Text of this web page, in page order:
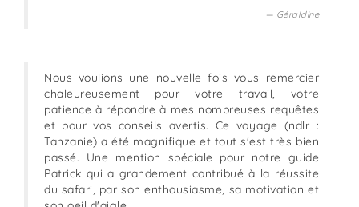
Géraldine
Nous voulions une nouvelle fois vous remercier
chaleureusement pour votre travail, votre
patience à répondre à mes nombreuses requêtes
et pour vos conseils avertis. Ce voyage (ndlr :
Tanzanie) a été magnifique et tout s'est très bien
passé. Une mention spéciale pour notre guide
Patrick qui a grandement contribué à la réussite
du safari, par son enthousiasme, sa motivation et